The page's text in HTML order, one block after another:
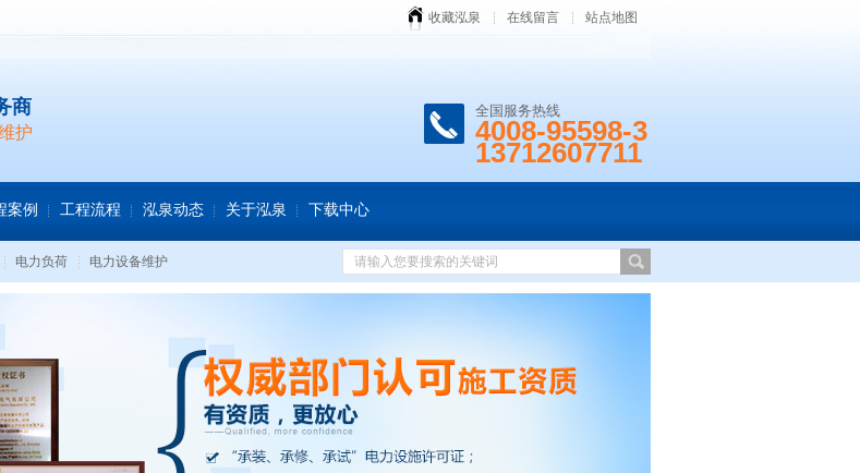
收藏泓泉 在线留言 站点地图
全国服务热线
4008-95598-3
13712607711
商
护
案例 工程流程 泓泉动态 关于泓泉 下载中心
电力负荷 电力设备维护